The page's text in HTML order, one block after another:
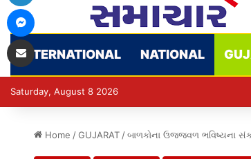
INTERNATIONAL NATIONAL
Saturday, August 8 2026
Home / GUJARAT / બાળકોના ઉજ્જવળ ભવિષ્યના